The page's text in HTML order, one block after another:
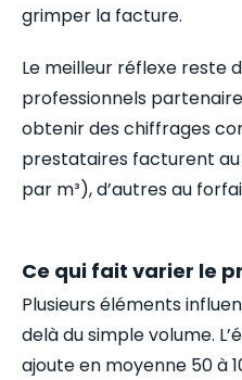
grimper la facture.
Le meilleur réflexe reste
professionnels
obtenir des chiffrages
prestataires facturent
par m³), d’autres au
Ce qui fait varier le
Plusieurs éléments
delà du simple volume.
ajoute en moyenne 50 à